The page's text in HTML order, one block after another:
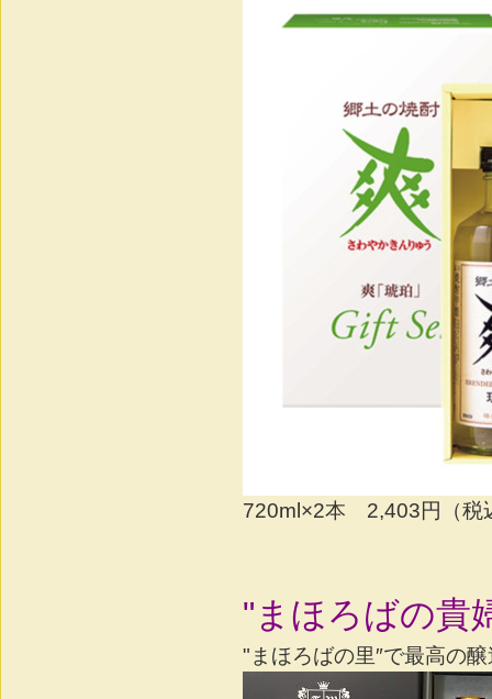
720ml×2本 2,403円（税
"まほろばの貴
"まほろばの里″で最高の